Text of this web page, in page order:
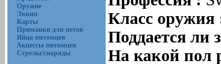
Оружие
Эквип
Карты
Приманки для петов
Яйца питомцев
Акцессы питомцев
Стрелы/снаряды
Класс
Поддается ли
На какой пол